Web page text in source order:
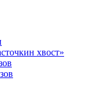
хвост»